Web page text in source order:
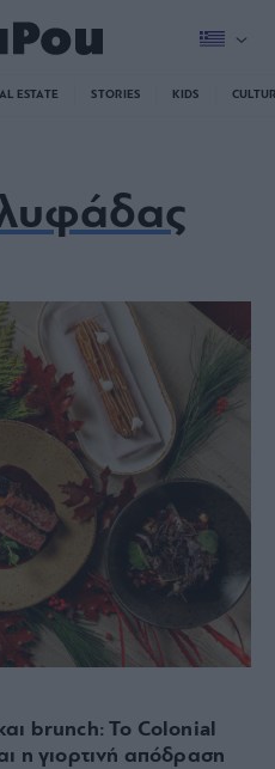
ESTATE STORIES KIDS
brunch: To Colonial
η γιορτινή απόδραση